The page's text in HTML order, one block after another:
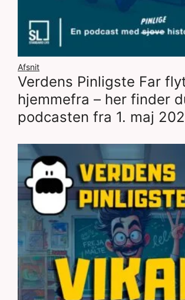
Afsnit
Verdens Pinligste Far
hjemmefra – her finder
podcasten fra 1. maj